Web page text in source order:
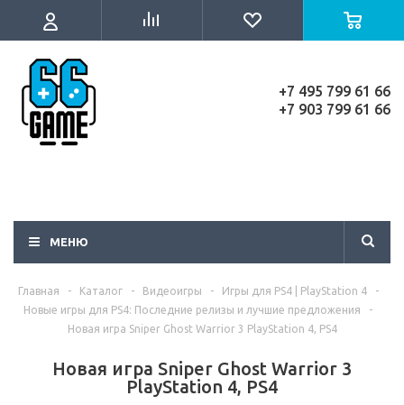
+7 495 799 61 66
+7 903 799 61 66
МЕНЮ
Главная - Каталог - Видеоигры - Игры для PS4 | PlayStation 4
-
Новые игры для PS4: Последние релизы и лучшие предложения
-
Новая игра Sniper Ghost Warrior 3 PlayStation 4, PS4
Новая игра Sniper Ghost Warrior 3
PlayStation 4, PS4